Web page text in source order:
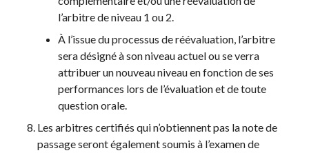
l’arbitre de niveau 1 ou 2.
À l’issue du processus de réévaluation, l’arbitre
sera désigné à son niveau actuel ou se verra
attribuer un nouveau niveau en fonction de ses
performances lors de l’évaluation et de toute
question orale.
Les arbitres certifiés qui n’obtiennent pas la note de
passage seront également soumis à l’examen de